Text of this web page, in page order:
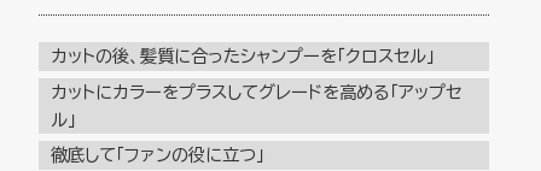
カットの後、髪質に合ったシャンプーを「クロスセル」
カットにカラーをプラスしてグレードを高める「アップセ
ル」
徹底して「ファンの役に立つ」